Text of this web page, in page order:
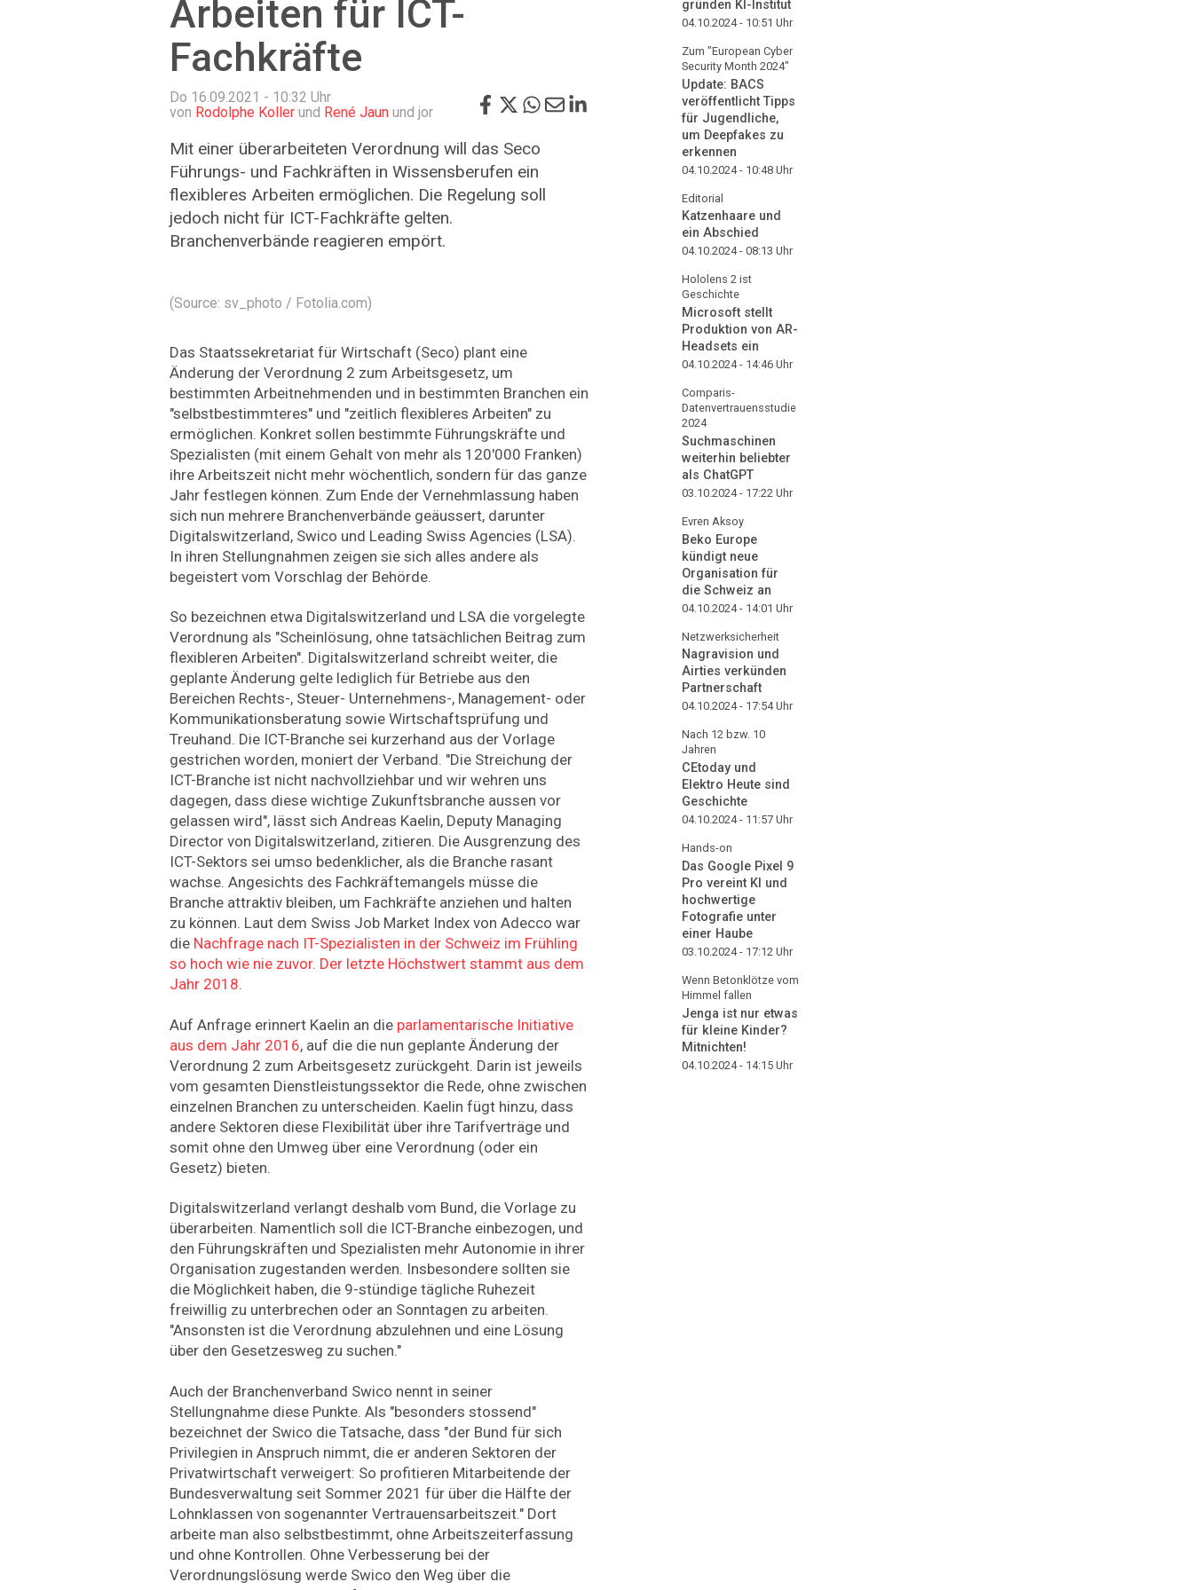
Arbeiten für ICT-
Fachkräfte
Do 16.09.2021 - 10:32 Uhr
von Rodolphe Koller und René Jaun und jor
Mit einer überarbeiteten Verordnung will das Seco
Führungs- und Fachkräften in Wissensberufen ein
flexibleres Arbeiten ermöglichen. Die Regelung soll
jedoch nicht für ICT-Fachkräfte gelten.
Branchenverbände reagieren empört.
(Source: sv_photo / Fotolia.com)
Das Staatssekretariat für Wirtschaft (Seco) plant eine
Änderung der Verordnung 2 zum Arbeitsgesetz, um
bestimmten Arbeitnehmenden und in bestimmten Branchen ein
"selbstbestimmteres" und "zeitlich flexibleres Arbeiten" zu
ermöglichen. Konkret sollen bestimmte Führungskräfte und
Spezialisten (mit einem Gehalt von mehr als 120'000 Franken)
ihre Arbeitszeit nicht mehr wöchentlich, sondern für das ganze
Jahr festlegen können. Zum Ende der Vernehmlassung haben
sich nun mehrere Branchenverbände geäussert, darunter
Digitalswitzerland, Swico und Leading Swiss Agencies (LSA).
In ihren Stellungnahmen zeigen sie sich alles andere als
begeistert vom Vorschlag der Behörde.
So bezeichnen etwa Digitalswitzerland und LSA die vorgelegte
Verordnung als "Scheinlösung, ohne tatsächlichen Beitrag zum
flexibleren Arbeiten". Digitalswitzerland schreibt weiter, die
geplante Änderung gelte lediglich für Betriebe aus den
Bereichen Rechts-, Steuer- Unternehmens-, Management- oder
Kommunikationsberatung sowie Wirtschaftsprüfung und
Treuhand. Die ICT-Branche sei kurzerhand aus der Vorlage
gestrichen worden, moniert der Verband. "Die Streichung der
ICT-Branche ist nicht nachvollziehbar und wir wehren uns
dagegen, dass diese wichtige Zukunftsbranche aussen vor
gelassen wird", lässt sich Andreas Kaelin, Deputy Managing
Director von Digitalswitzerland, zitieren. Die Ausgrenzung des
ICT-Sektors sei umso bedenklicher, als die Branche rasant
wachse. Angesichts des Fachkräftemangels müsse die
Branche attraktiv bleiben, um Fachkräfte anziehen und halten
zu können. Laut dem Swiss Job Market Index von Adecco war
die Nachfrage nach IT-Spezialisten in der Schweiz im Frühling
so hoch wie nie zuvor. Der letzte Höchstwert stammt aus dem
Jahr 2018.
Auf Anfrage erinnert Kaelin an die parlamentarische Initiative
aus dem Jahr 2016, auf die die nun geplante Änderung der
Verordnung 2 zum Arbeitsgesetz zurückgeht. Darin ist jeweils
vom gesamten Dienstleistungssektor die Rede, ohne zwischen
einzelnen Branchen zu unterscheiden. Kaelin fügt hinzu, dass
andere Sektoren diese Flexibilität über ihre Tarifverträge und
somit ohne den Umweg über eine Verordnung (oder ein
Gesetz) bieten.
Digitalswitzerland verlangt deshalb vom Bund, die Vorlage zu
überarbeiten. Namentlich soll die ICT-Branche einbezogen, und
den Führungskräften und Spezialisten mehr Autonomie in ihrer
Organisation zugestanden werden. Insbesondere sollten sie
die Möglichkeit haben, die 9-stündige tägliche Ruhezeit
freiwillig zu unterbrechen oder an Sonntagen zu arbeiten.
"Ansonsten ist die Verordnung abzulehnen und eine Lösung
über den Gesetzesweg zu suchen."
Auch der Branchenverband Swico nennt in seiner
Stellungnahme diese Punkte. Als "besonders stossend"
bezeichnet der Swico die Tatsache, dass "der Bund für sich
Privilegien in Anspruch nimmt, die er anderen Sektoren der
Privatwirtschaft verweigert: So profitieren Mitarbeitende der
Bundesverwaltung seit Sommer 2021 für über die Hälfte der
Lohnklassen von sogenannter Vertrauensarbeitszeit." Dort
arbeite man also selbstbestimmt, ohne Arbeitszeiterfassung
und ohne Kontrollen. Ohne Verbesserung bei der
Verordnungslösung werde Swico den Weg über die
gründen KI-Institut
04.10.2024 - 10:51 Uhr
Zum "European Cyber
Security Month 2024"
Update: BACS
veröffentlicht Tipps
für Jugendliche,
um Deepfakes zu
erkennen
04.10.2024 - 10:48 Uhr
Editorial
Katzenhaare und
ein Abschied
04.10.2024 - 08:13 Uhr
Hololens 2 ist
Geschichte
Microsoft stellt
Produktion von AR-
Headsets ein
04.10.2024 - 14:46 Uhr
Comparis-
Datenvertrauensstudie
2024
Suchmaschinen
weiterhin beliebter
als ChatGPT
03.10.2024 - 17:22 Uhr
Evren Aksoy
Beko Europe
kündigt neue
Organisation für
die Schweiz an
04.10.2024 - 14:01 Uhr
Netzwerksicherheit
Nagravision und
Airties verkünden
Partnerschaft
04.10.2024 - 17:54Uhr
Nach 12 bzw. 10
Jahren
CEtoday und
Elektro Heute sind
Geschichte
04.10.2024 - 11:57 Uhr
Hands-on
Das Google Pixel 9
Pro vereint KI und
hochwertige
Fotografie unter
einer Haube
03.10.2024 - 17:12 Uhr
Wenn Betonklötze vom
Himmel fallen
Jenga ist nur etwas
für kleine Kinder?
Mitnichten!
04.10.2024 - 14:15 Uhr